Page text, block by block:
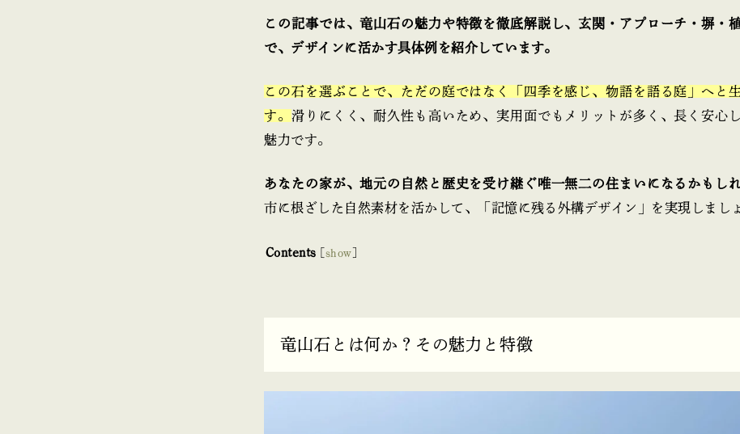
この記事では、竜山石の魅力や特徴を徹底解説し、玄関・アプローチ・塀・
で、デザインに活かす具体例を紹介しています。
この石を選ぶことで、ただの庭ではなく「四季を感じ、物語を語る庭」へと
す。滑りにくく、耐久性も高いため、実用面でもメリットが多く、長く安心
魅力です。
あなたの家が、地元の自然と歴史を受け継ぐ唯一無二の住まいになるかもしれ
市に根ざした自然素材を活かして、「記憶に残る外構デザイン」を実現しまし
Contents [show]
竜山石とは何か？その魅力と特徴